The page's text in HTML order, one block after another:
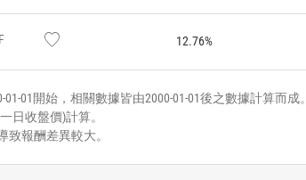
12.76%
01開始，相關數據皆由2000-01-01後之數據計算而成。
日收盤價)計算。
致報酬差異較大。